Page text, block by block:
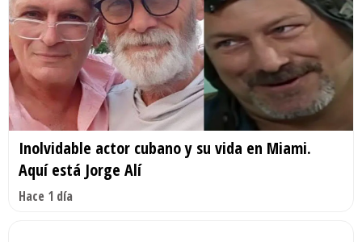
Inolvidable actor cubano y su vida en Miami.
Aquí está Jorge Alí
Hace 1 día